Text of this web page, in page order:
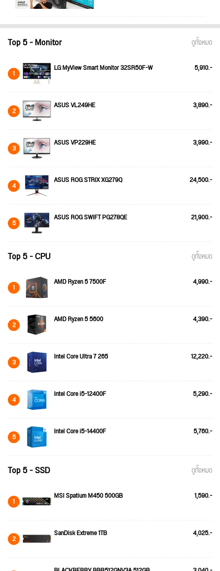
Top 5 - Monitor ดูทั้งหมด
1 LG MyView Smart Monitor 32SR50F-W 5,910.-
2 ASUS VL249HE 3,890.-
3 ASUS VP229HE 3,990.-
4 ASUS ROG STRIX XG279Q 24,500.-
5 ASUS ROG SWIFT PG278QE 21,900.-
Top 5 - CPU ดูทั้งหมด
1 AMD Ryzen 5 7500F 4,990.-
2 AMD Ryzen 5 5600 4,390.-
3 Intel Core Ultra 7 265 12,220.-
4 Intel Core i5-12400F 5,290.-
5 Intel Core i5-14400F 5,760.-
Top 5 - SSD ดูทั้งหมด
1 MSI Spatium M450 500GB 1,590.-
2 SanDisk Extreme 1TB 4,025.-